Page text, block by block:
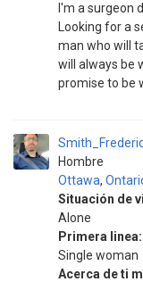
I'm a surgeon
Looking for a
man who will
will always be
promise to be
Hombre
Ottawa,
Situación de
Alone
Primera linea:
Single woman
Acerca de ti